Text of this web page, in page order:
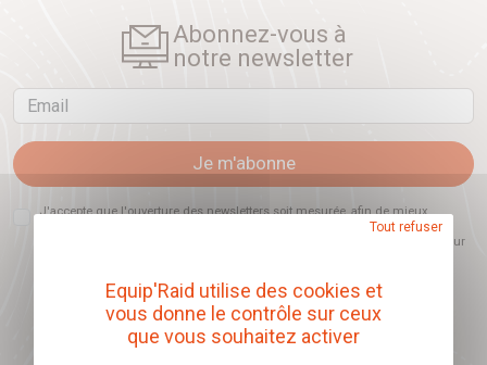
Abonnez-vous à
notre newsletter
Email
Je m'abonne
J'accepte que l'ouverture des newsletters soit mesurée, afin de mieux
comprendre les sujets qui m'intéressent et d'améliorer les contenus
proposés. Ce choix est modifiable à tout moment et reste sans incidence sur
Equip'Raid utilise des cookies et
vous donne le contrôle sur ceux
que vous souhaitez activer
Tout refuser